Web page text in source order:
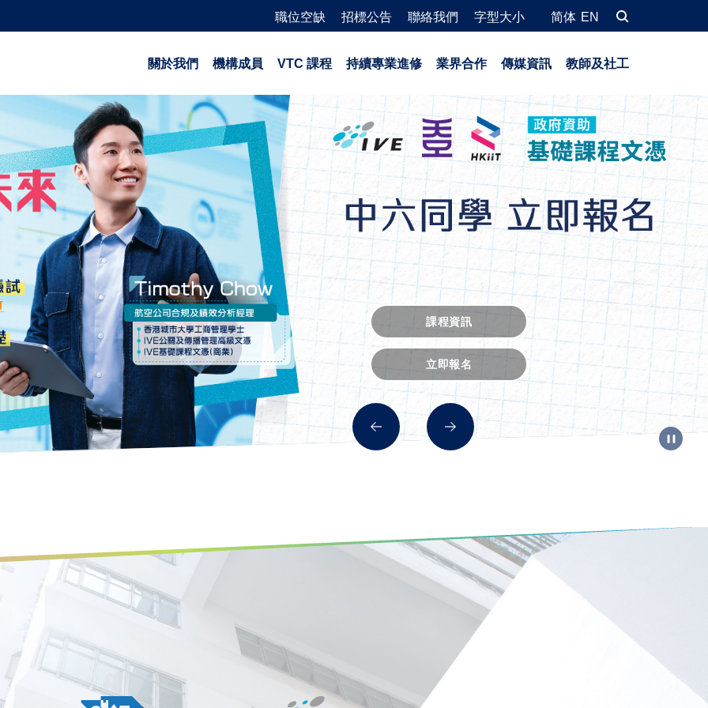
職位空缺 招標公告 聯絡我們 字型大小 简体 EN
關於我們 機構成員 VTC 課程 持續專業進修 業界合作 傳媒資訊 教師及社工
課程資訊
立即報名​
課程資訊
立即報名​
課程資訊
立即報名​
課程資訊
立即報名​
立即重溫
課程資訊
立即報名​
探索課程
立即報名
了解詳情